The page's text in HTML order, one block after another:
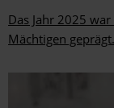
Das Jahr 2025
Mächtigen geprägt.